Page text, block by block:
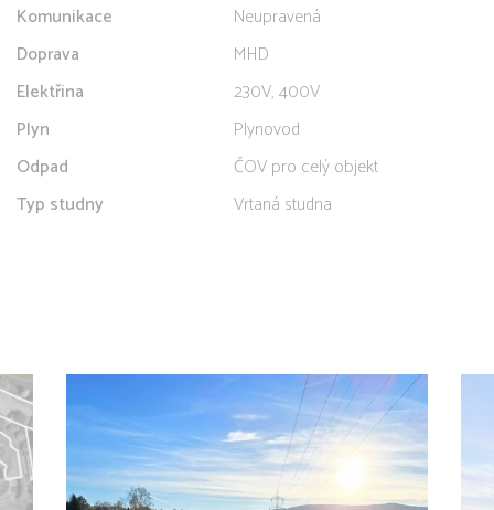
Komunikace
Neupravená
Doprava
MHD
Elektřina
230V, 400V
Plyn
Plynovod
Odpad
ČOV pro celý objekt
Typ studny
Vrtaná studna